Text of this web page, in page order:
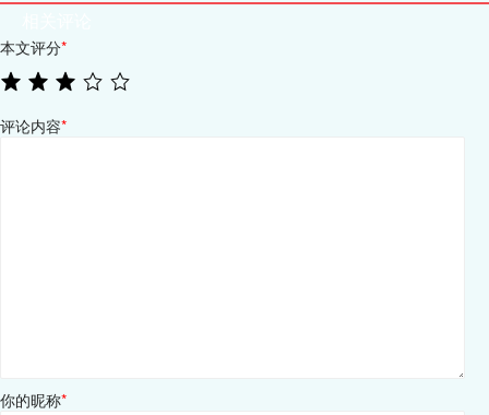
本文评分*
评论内容*
你的昵称*